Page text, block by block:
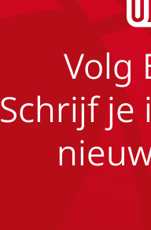
Volg
Schrijf je